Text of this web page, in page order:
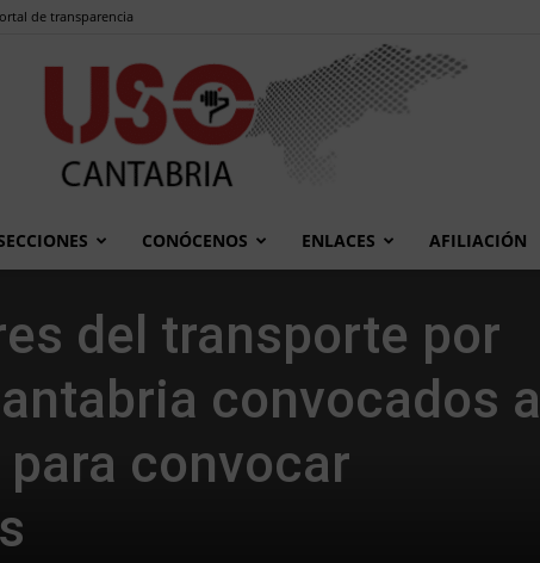
de transparencia
CONÓCENOS ENLACES AFILIACIÓN
del transporte por
convocados a
convocar